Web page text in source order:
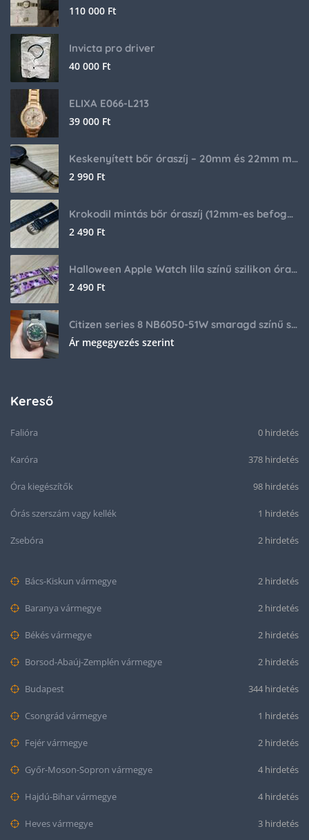
110 000 Ft
Invicta pro driver
40 000 Ft
ELIXA E066-L213
39 000 Ft
Keskenyített bőr óraszíj – 20mm és 22mm méretben
2 990 Ft
Krokodil mintás bőr óraszíj (12mm-es befogóval rendelkező órához)
2 490 Ft
Halloween Apple Watch lila színű szilikon óraszíj
2 490 Ft
Citizen series 8 NB6050-51W smaragd színű számlappal
Ár megegyezés szerint
Kereső
Falióra 0 hirdetés
Karóra 378 hirdetés
Óra kiegészítők 98 hirdetés
Órás szerszám vagy kellék 1 hirdetés
Zsebóra 2 hirdetés
Bács-Kiskun vármegye 2 hirdetés
Baranya vármegye 2 hirdetés
Békés vármegye 2 hirdetés
Borsod-Abaúj-Zemplén vármegye 2 hirdetés
Budapest 344 hirdetés
Csongrád vármegye 1 hirdetés
Fejér vármegye 2 hirdetés
Győr-Moson-Sopron vármegye 4 hirdetés
Hajdú-Bihar vármegye 4 hirdetés
Heves vármegye 3 hirdetés